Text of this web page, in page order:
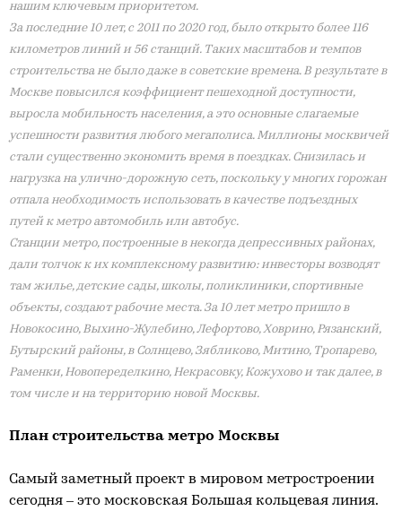
нашим ключевым приоритетом.
За последние 10 лет, с 2011 по 2020 год, было открыто более 116
километров линий и 56 станций. Таких масштабов и темпов
строительства не было даже в советские времена. В результате в
Москве повысился коэффициент пешеходной доступности,
выросла мобильность населения, а это основные слагаемые
успешности развития любого мегаполиса. Миллионы москвичей
стали существенно экономить время в поездках. Снизилась и
нагрузка на улично-дорожную сеть, поскольку у многих горожан
отпала необходимость использовать в качестве подъездных
путей к метро автомобиль или автобус.
Станции метро, построенные в некогда депрессивных районах,
дали толчок к их комплексному развитию: инвесторы возводят
там жилье, детские сады, школы, поликлиники, спортивные
объекты, создают рабочие места. За 10 лет метро пришло в
Новокосино, Выхино-Жулебино, Лефортово, Ховрино, Рязанский,
Бутырский районы, в Солнцево, Зябликово, Митино, Тропарево,
Раменки, Новопеределкино, Некрасовку, Кожухово и так далее, в
том числе и на территорию новой Москвы.
План строительства метро Москвы
Самый заметный проект в мировом метростроении
сегодня – это московская Большая кольцевая линия.